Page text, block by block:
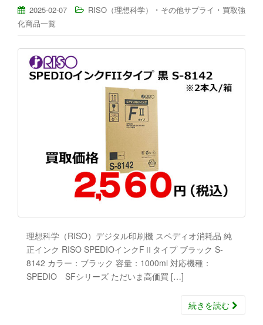
2025-02-07 RISO（理想科学） ・ その他サプライ ・ 買取強
化商品一覧
理想科学（RISO）デジタル印刷機 スペディオ消耗品 純
正インク RISO SPEDIOインクFⅡタイプ ブラック S-
8142 カラー：ブラック 容量：1000ml 対応機種：
SPEDIO SFシリーズ ただいま高価買 […]
続きを読む